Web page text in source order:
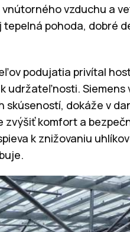
vzduchu a
tepelná pohoda, dobré
podujatia privítal
udržateľnosti. Siemens
dokáže v
komfort a
k znižovaniu